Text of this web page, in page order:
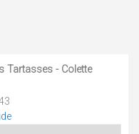
Tartasses - Colette